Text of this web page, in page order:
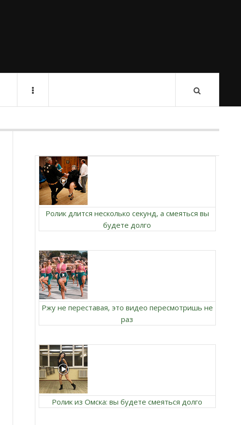
Ролик длится несколько секунд, а смеяться вы
будете долго
Ржу не переставая, это видео пересмотришь не
раз
Ролик из Омска: вы будете смеяться долго